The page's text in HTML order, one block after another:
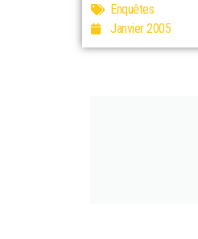
Enquêtes
Janvier 2005